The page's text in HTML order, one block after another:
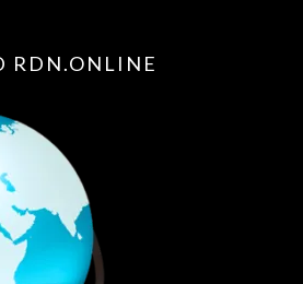
RDN.ONLINE